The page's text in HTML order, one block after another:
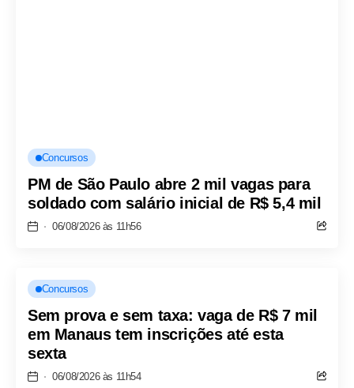
Concursos
PM de São Paulo abre 2 mil vagas para
soldado com salário inicial de R$ 5,4 mil
06/08/2026 às 11h56
Concursos
Sem prova e sem taxa: vaga de R$ 7 mil
em Manaus tem inscrições até esta
sexta
06/08/2026 às 11h54